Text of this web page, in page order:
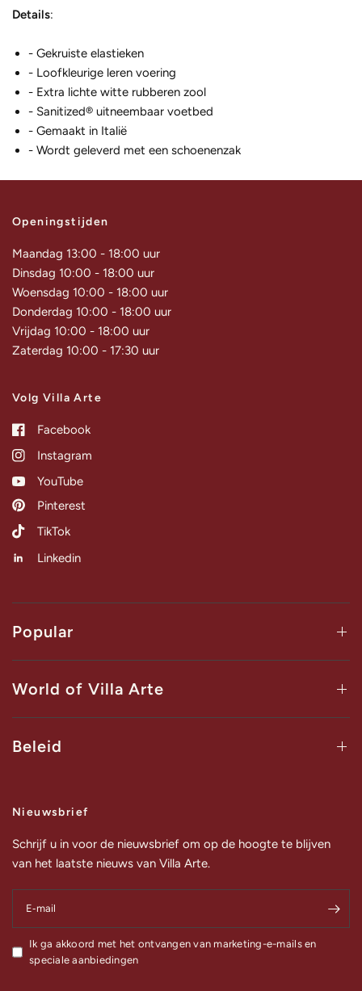
Details:
- Gekruiste elastieken
- Loofkleurige leren voering
- Extra lichte witte rubberen zool
- Sanitized® uitneembaar voetbed
- Gemaakt in Italië
- Wordt geleverd met een schoenenzak
Openingstijden
Maandag 13:00 - 18:00 uur
Dinsdag 10:00 - 18:00 uur
Woensdag 10:00 - 18:00 uur
Donderdag 10:00 - 18:00 uur
Vrijdag 10:00 - 18:00 uur
Zaterdag 10:00 - 17:30 uur
Volg Villa Arte
Facebook
Instagram
YouTube
Pinterest
TikTok
Linkedin
Popular
World of Villa Arte
Beleid
Nieuwsbrief
Schrijf u in voor de nieuwsbrief om op de hoogte te blijven
van het laatste nieuws van Villa Arte.
E‑mail
Ik ga akkoord met het ontvangen van marketing-e-mails en
speciale aanbiedingen